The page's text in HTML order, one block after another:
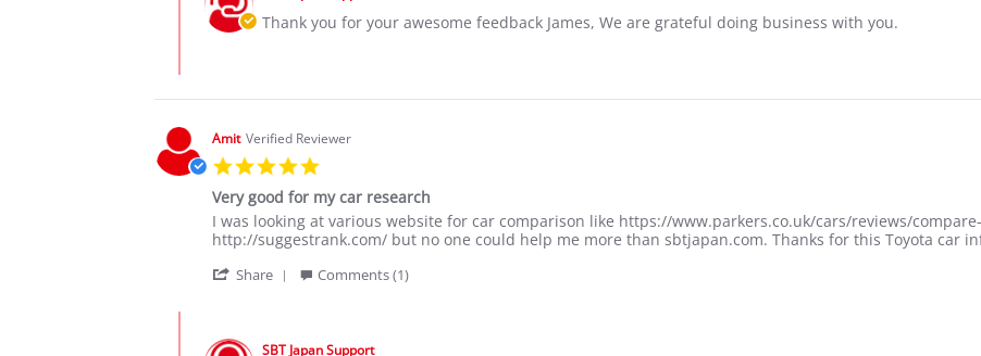
2020
M.
on
Owner
by
on
24
Aug
Thank you for your awesome feedback James, We are grateful doing business with you.
Amit Verified Reviewer
rating
Very good for my car research
Review
by
on
review
stating
good
research
I was looking at various website for car comparison like https://www.parkers.co.uk/cars/reviews/
http://suggestrank.com/ but no one could help me more than sbtjapan.com. Thanks for this Toyota car
Share
Amit
Comments (1)
SBT Japan Support